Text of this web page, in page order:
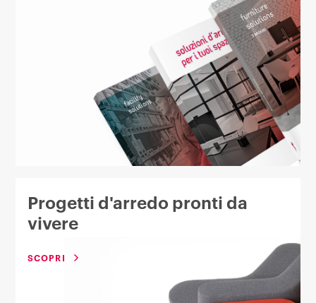
Progetti d'arredo pronti da
vivere
SCOPRI